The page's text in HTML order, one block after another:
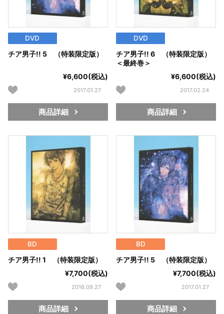
DVD
チア男子!! 5 （特装限定版）
¥6,600(税込)
2017.01.27
商品詳細
DVD
チア男子!! 6 （特装限定版）
＜最終巻＞
¥6,600(税込)
2017.02.24
商品詳細
BD
チア男子!! 1 （特装限定版）
¥7,700(税込)
2016.09.27
商品詳細
BD
チア男子!! 5 （特装限定版）
¥7,700(税込)
2017.01.27
商品詳細